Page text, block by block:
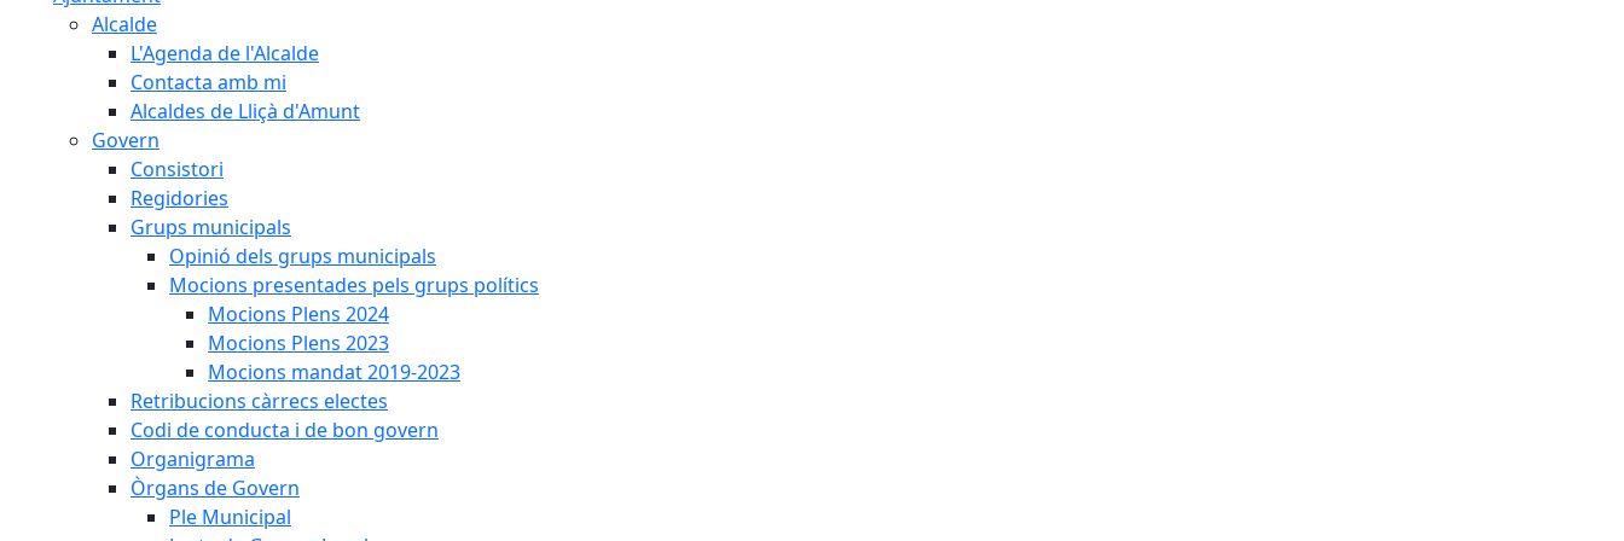
Alcalde
L'Agenda de l'Alcalde
Contacta amb mi
Alcaldes de Lliçà d'Amunt
Govern
Consistori
Regidories
Grups municipals
Opinió dels grups municipals
Mocions presentades pels grups polítics
Mocions Plens 2024
Mocions Plens 2023
Mocions mandat 2019-2023
Retribucions càrrecs electes
Codi de conducta i de bon govern
Organigrama
Òrgans de Govern
Ple Municipal